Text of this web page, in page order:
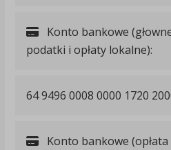
Konto bankowe
podatki i opłaty lokalne):
64 9496 0008 0000 1720
Konto bankowe